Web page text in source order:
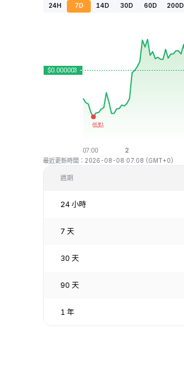
24H 7D 14D 30D 60D 200D
最近更新時間：2026-08-08 07:08 (GMT+0)
週期
24 小時
7 天
30 天
90 天
1 年